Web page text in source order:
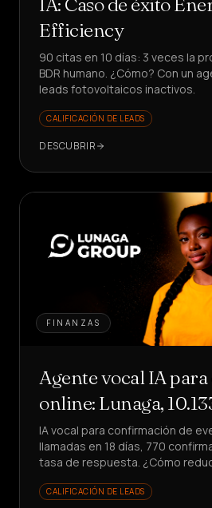
Efficiency
90 citas en 10 días: 3 veces la
BDR humano. ¿Cómo? Con un
leads fotovoltaicos inactivos.
CALIFICACIÓN DE LEADS
DESCUBRIR
FINANZAS
Agente vocal IA
online: Lunaga,
IA vocal para confirmación de
llamadas en 18 días, 770
tasa de respuesta. ¿Cómo
CALIFICACIÓN DE LEADS